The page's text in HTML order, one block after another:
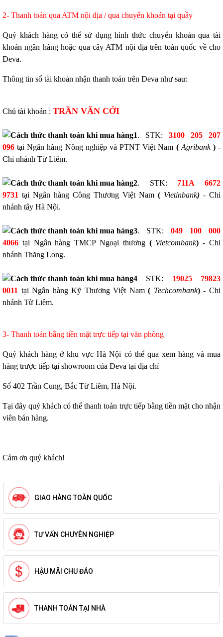
2- Thanh toán qua ATM nội địa / qua chuyển khoản tại quầy
Quý khách hàng có thể sử dụng hình thức chuyển khoản qua tài
khoản ngân hàng hoặc qua cây ATM nội địa trên toàn quốc về cho
Deva.
Thông tin số tài khoản nhận thanh toán trên Deva như sau:
Chủ tài khoản : TRẦN VĂN CỚI
1. STK:
3100 205 207
096 tại Ngân hàng Nông nghiệp và PTNT Việt Nam (Agribank )-
Chi nhánh Từ Liêm.
2. STK:
711A 6672
9731 tại Ngân hàng Công Thương Việt Nam ( Vietinbank) - Chi
nhánh tây Hà Nội.
3. STK:
049 100 000
4066 tại Ngân hàng TMCP Ngoại thương(Vietcombank) - Chi
nhánh Thăng Long.
4 STK:
19025 79823
0011 tại Ngân hàng Kỹ Thương Việt Nam( Techcombank)- Chi
nhánh Từ Liêm.
3- Thanh toán bằng tiền mặt trực tiếp tại văn phòng
Quý khách hàng ở khu vực Hà Nội có thể qua xem hàng và mua
hàng trược tiếp tại showroom của Deva tại địa chỉ
Số 402 Trần Cung, Bắc Từ Liêm, Hà Nội.
Tại đây quý khách có thể thanh toán trực tiếp bằng tiền mặt cho nhận
viên bán hàng.
Cảm ơn quý khách!
GIAO HÀNG TOÀN QUỐC
TƯ VẤN CHUYÊN NGHIỆP
HẬU MÃI CHU ĐÁO
THANH TOÁN TẠI NHÀ